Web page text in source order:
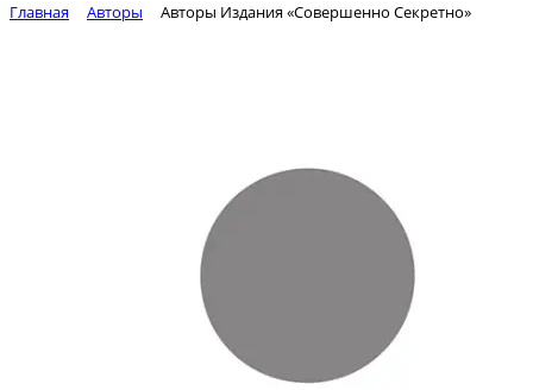
Главная Авторы Авторы Издания «Совершенно Секретно»